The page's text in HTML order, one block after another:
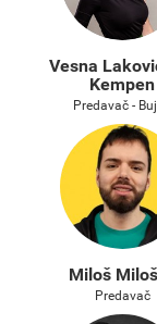
Vesna
Kempen
Predavač -
Miloš
Predavač